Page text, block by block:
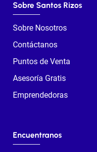
Sobre Santos Rizos
Sobre Nosotros
Contáctanos
Puntos de Venta
Asesoría Gratis
Emprendedoras
Encuentranos